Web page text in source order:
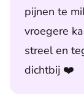
pijnen te
vroegere
streel en
dichtbij ❤️